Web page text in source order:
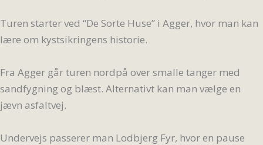
Turen starter ved “De Sorte Huse” i Agger, hvor man kan
lære om kystsikringens historie.
Fra Agger går turen nordpå over smalle tanger med
sandfygning og blæst. Alternativt kan man vælge en
jævn asfaltvej.
Undervejs passerer man Lodbjerg Fyr, hvor en pause